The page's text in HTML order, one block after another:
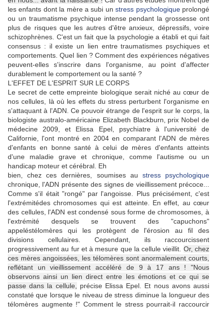
les enfants dont la mère a subi unstress psychologiqueprolongé
ou un traumatisme psychique intense pendant la grossesse ont
plus de risques que les autres d'être anxieux, dépressifs, voire
schizophrènes. C'est un fait que la psychologie a établi et qui fait
consensus : il existe un lien entre traumatismes psychiques et
comportements. Quel lien ? Comment des expériences négatives
peuvent-elles s'inscrire dans l'organisme, au point d'affecter
durablement le comportement ou la santé ?
L'EFFET DE L'ESPRIT SUR LE CORPS
Le secret de cette empreinte biologique serait niché au cœur de
nos cellules, là où les effets du stress perturbent l'organisme en
s'attaquant à l'ADN. Ce pouvoir étrange de l'esprit sur le corps, la
biologiste australo-américaine Elizabeth Blackburn, prix Nobel de
médecine 2009, et Elissa Epel, psychiatre à l'université de
Californie, l'ont montré en 2004 en comparant l'ADN de mères
d'enfants en bonne santé à celui de mères d'enfants atteints
d'une maladie grave et chronique, comme l'autisme ou un
handicap moteur et cérébral. Eh
bien, chez ces dernières, soumises au stress psychologique
chronique, l'ADN présente des signes de vieillissement précoce...
Comme s'il était "rongé" par l'angoisse. Plus précisément, c'est
l'extrémitédes chromosomes qui est atteinte. En effet, au cœur
des cellules, l'ADN est condensé sous forme de chromosomes, à
l'extrémité desquels se trouvent des "capuchons"
appeléstélomères qui les protègent de l'érosion au fil des
divisions cellulaires. Cependant, ils raccourcissent
progressivement au fur et à mesure que la cellule vieillit. Or, chez
ces mères angoissées, les télomères sont anormalement courts,
reflétant un vieillissement accéléré de 9 à 17 ans ! "Nous
observons ainsi un lien direct entre les émotions et ce qui se
passe dans la cellule,
précise Elissa Epel. Et nous avons aussi
constaté que lorsque le niveau de stress diminue la longueur des
télomères augmente !" Comment le stress pourrait-il raccourcir